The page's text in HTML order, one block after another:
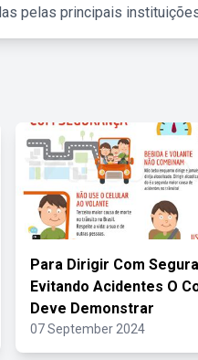
pelas principais
Para Dirigir Com
Evitando Acidentes O
Deve Demonstrar
07 September 2024